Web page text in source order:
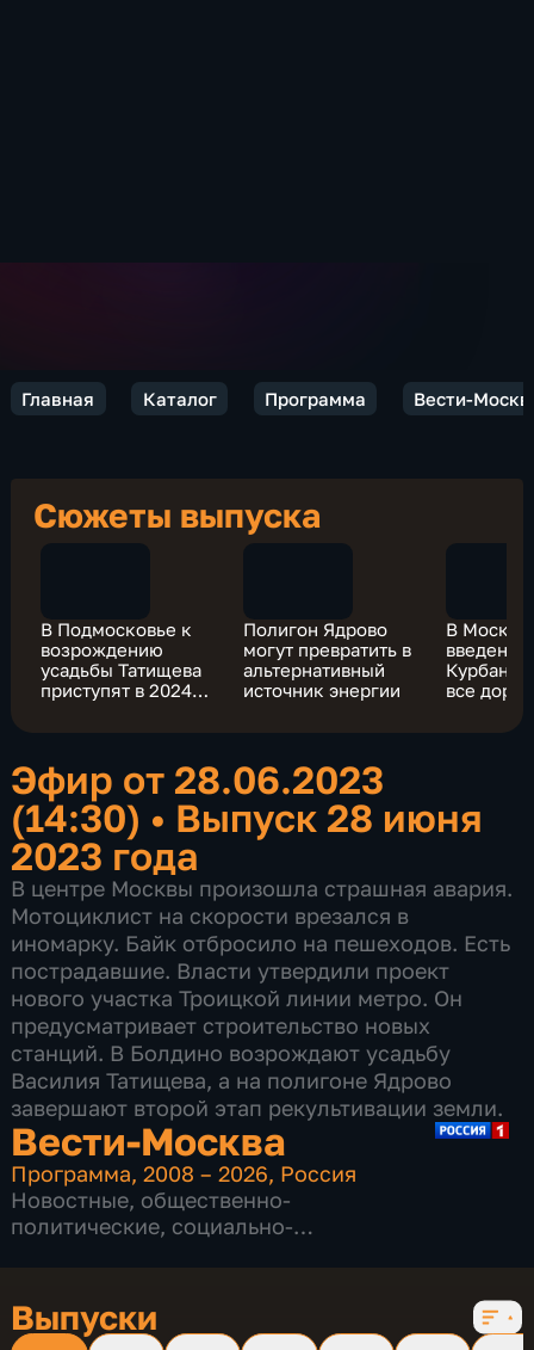
Главная Каталог Программа Вести-
Сюжеты выпуска
В Подмосковье к
возрождению
усадьбы Татищева
приступят в 2024
Полигон Ядрово
могут превратить в
альтернативный
источник энергии
В Москве
Курбан-
все
Эфир от 28.06.2023
(14:30) • Выпуск 28 июня
2023 года
В центре Москвы произошла страшная авария.
Мотоциклист на скорости врезался в
иномарку. Байк отбросило на пешеходов. Есть
пострадавшие. Власти утвердили проект
нового участка Троицкой линии метро. Он
предусматривает строительство новых
станций. В Болдино возрождают усадьбу
Василия Татищева, а на полигоне Ядрово
завершают второй этап рекультивации земли.
Вести-Москва
Программа,2008 – 2026, Россия
Новостные, общественно-
политические, социально-
Выпуски